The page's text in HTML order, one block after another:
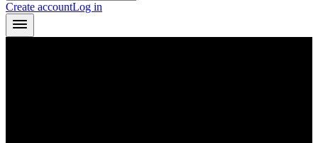
Create accountLog in